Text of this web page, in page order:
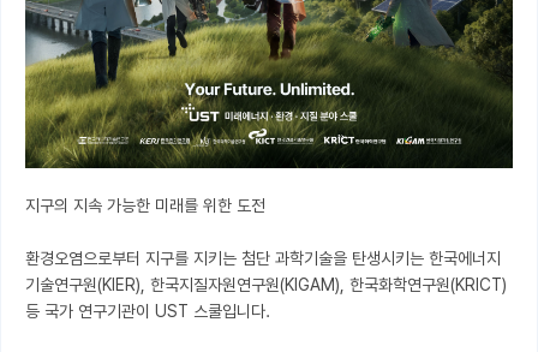
지구의 지속 가능한 미래를 위한 도전
환경오염으로부터 지구를 지키는 첨단 과학기술을 탄생시키는 한국에너지
기술연구원(KIER), 한국지질자원연구원(KIGAM), 한국화학연구원(KRICT)
등 국가 연구기관이 UST 스쿨입니다.